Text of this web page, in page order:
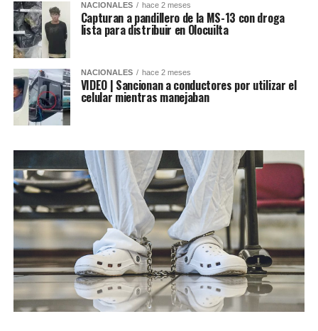
NACIONALES hace 2 meses
Capturan a pandillero de la MS-13 con droga
lista para distribuir en Olocuilta
NACIONALES hace 2 meses
VIDEO | Sancionan a conductores por utilizar el
celular mientras manejaban